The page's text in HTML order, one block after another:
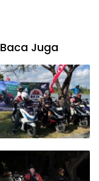
Baca Juga